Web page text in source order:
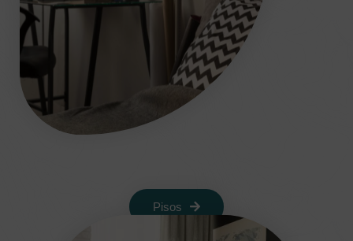
Pisos